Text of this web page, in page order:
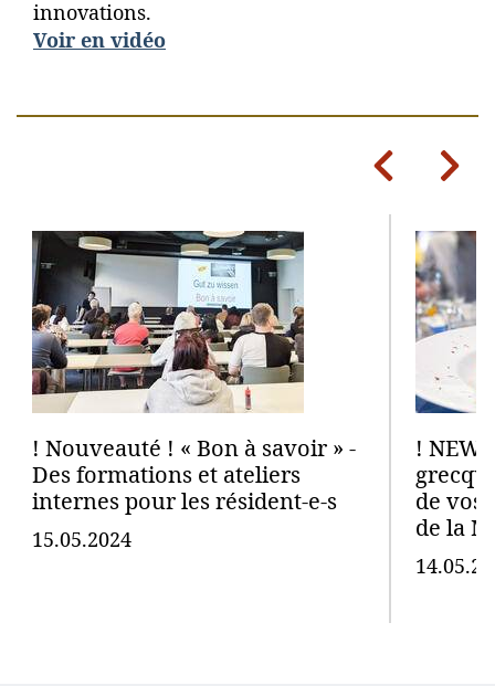
innovations.
Voir en vidéo
Previous
! Nouveauté ! « Bon à savoir » -
Des formations et ateliers
internes pour les résident-e-s
15.05.2024
! NEW
de vos
de la
Next